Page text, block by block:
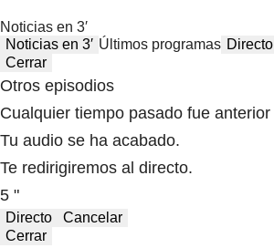
Noticias en 3′
Noticias en 3′ Últimos programas Directo
Cerrar
Otros episodios
Cualquier tiempo pasado fue anterior
Tu audio se ha acabado.
Te redirigiremos al directo.
5 "
Directo
Cancelar
Cerrar